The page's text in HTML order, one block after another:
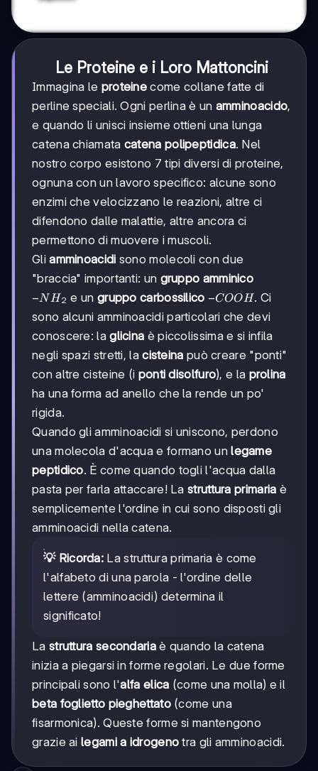
Le Proteine e i Loro Mattoncini
Immagina le proteine come collane fatte di
perline speciali. Ogni perlina è un amminoacido,
e quando li unisci insieme ottieni una lunga
catena chiamata catena polipeptidica. Nel
nostro corpo esistono 7 tipi diversi di proteine,
ognuna con un lavoro specifico: alcune sono
enzimi che velocizzano le reazioni, altre ci
difendono dalle malattie, altre ancora ci
permettono di muovere i muscoli.
Gliamminoacidi sono molecoli con due
"braccia" importanti: un gruppo amminico
-
NH₂
−NH2 e un gruppo carbossilico -
COOH
−COOH. Ci
sono alcuni amminoacidi particolari che devi
conoscere: laglicina è piccolissima e si infila
negli spazi stretti, lacisteina può creare "ponti"
con altre cisteine (i ponti disolfuro), e la prolina
ha una forma ad anello che la rende un po'
rigida.
Quando gli amminoacidi si uniscono, perdono
una molecola d'acqua e formano unlegame
peptidico. È come quando togli l'acqua dalla
pasta per farla attaccare! Lastruttura primaria è
semplicemente l'ordine in cui sono disposti gli
amminoacidi nella catena.
💡 Ricorda: La struttura primaria è come
l'alfabeto di una parola - l'ordine delle
lettere (amminoacidi) determina il
significato!
La struttura secondariaè quando la catena
inizia a piegarsi in forme regolari. Le due forme
principali sono l'alfa elica (come una molla) e il
beta foglietto pieghettato(come una
fisarmonica). Queste forme si mantengono
grazie ai legami a idrogeno tra gli amminoacidi.